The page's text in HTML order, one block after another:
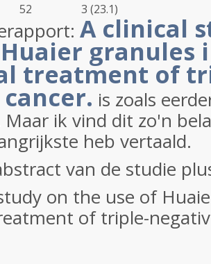
52 3 (23.1)
A clinical
granules
treatment of
is zoals
Maar ik vind dit zo'n
heb vertaald.
van de studie
on the use of
of triple-